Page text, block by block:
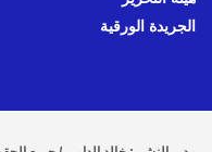
الجريدة الورقية